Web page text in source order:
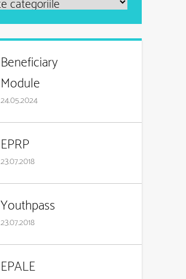
Beneficiary
Module
24.05.2024
EPRP
23.07.2018
Youthpass
23.07.2018
EPALE